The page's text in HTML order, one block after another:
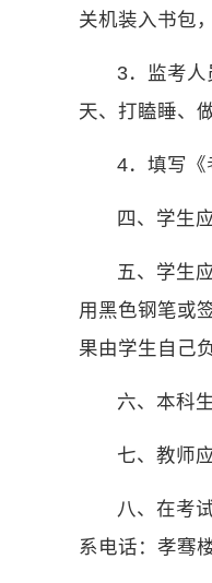
关机装入书包
3．监考
天、打瞌睡、
4．填写《
四、学生
五、学生
用黑色钢笔或
果由学生自己
六、本科
七、教师
八、在考
系电话：孝骞